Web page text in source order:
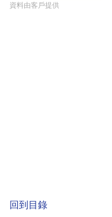
資料由客戶提供
回到目錄